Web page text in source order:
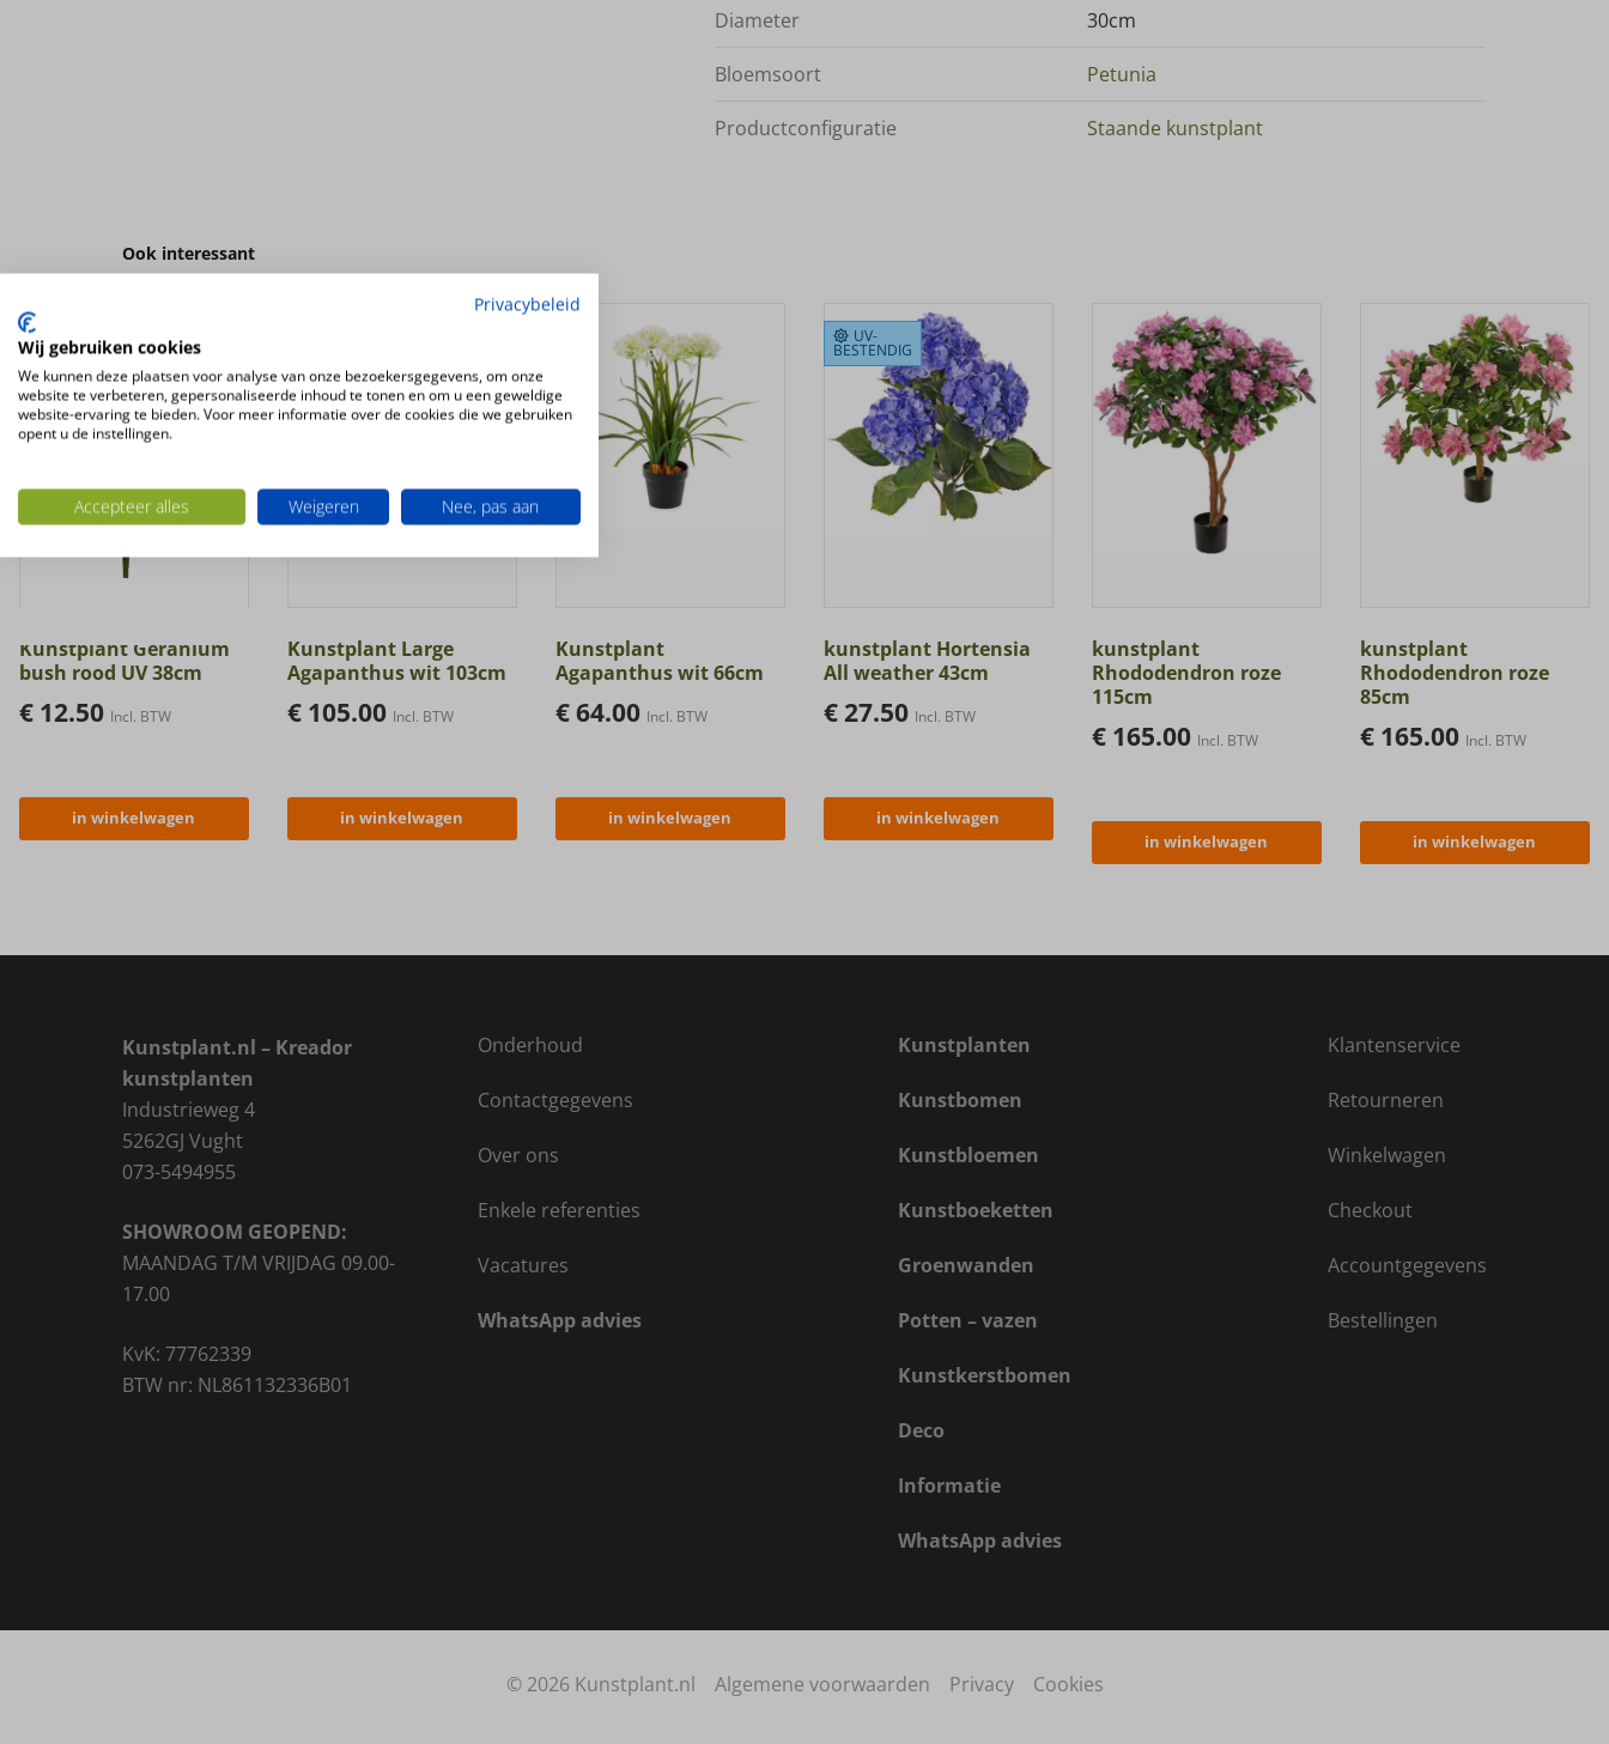
Diameter 30cm
Bloemsoort Petunia
Productconfiguratie Staande kunstplant
Ook interessant
Kunstplant Geranium
bush rood UV 38cm
€ 12.50 Incl. BTW
in winkelwagen
UV-
BESTENDIG
Kunstplant Large
Agapanthus wit 103cm
€105.00 Incl. BTW
in winkelwagen
Kunstplant
Agapanthus wit 66cm
€64.00 Incl. BTW
in winkelwagen
kunstplant Hortensia
All weather 43cm
€27.50 Incl. BTW
in winkelwagen
UV-
BESTENDIG
kunstplant
Rhododendron roze
115cm
€165.00 Incl. BTW
in winkelwagen
kunstplant
Rhododendron roze
85cm
€165.00 Incl. BTW
in winkelwagen
Kunstplant.nl – Kreador
kunstplanten
Industrieweg 4
5262GJ Vught
073-5494955
SHOWROOM GEOPEND:
MAANDAG T/M VRIJDAG 09.00-
17.00
KvK: 77762339
BTW nr: NL861132336B01
Onderhoud
Contactgegevens
Over ons
Enkele referenties
Vacatures
WhatsApp advies
Kunstplanten
Kunstbomen
Kunstbloemen
Kunstboeketten
Groenwanden
Potten – vazen
Kunstkerstbomen
Deco
Informatie
WhatsApp advies
Klantenservice
Retourneren
Winkelwagen
Checkout
Accountgegevens
Bestellingen
© 2026 Kunstplant.nl Algemene voorwaarden Privacy Cookies
Privacybeleid
Wij gebruiken cookies
We kunnen deze plaatsen voor analyse van onze bezoekersgegevens, om onze
website te verbeteren, gepersonaliseerde inhoud te tonen en om u een geweldige
website-ervaring te bieden. Voor meer informatie over de cookies die we gebruiken
opent u de instellingen.
Accepteer alles Weigeren Nee, pas aan